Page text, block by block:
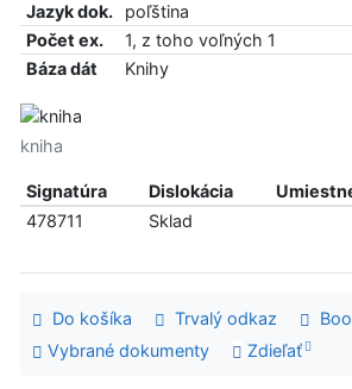
Jazyk dok.
poľština
Počet ex.
1, z toho voľných 1
Báza dát
Knihy
kniha
Signatúra Dislokácia
478711
Sklad
Do košíka Trvalý odkaz
Vybrané dokumenty
Zdieľať